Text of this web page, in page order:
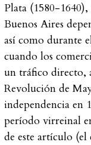
Plata (1580-
Buenos Aires
así como durante
cuando los
un tráfico directo,
Revolución de
independencia en
período virreinal
de este artículo